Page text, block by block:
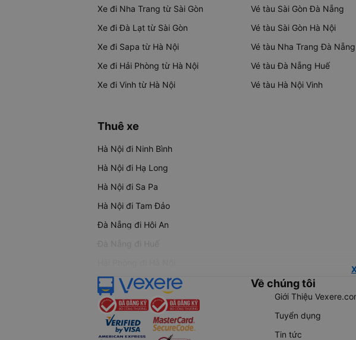
Xe đi Nha Trang từ Sài Gòn
Xe đi Đà Lạt từ Sài Gòn
Xe đi Sapa từ Hà Nội
Xe đi Hải Phòng từ Hà Nội
Xe đi Vinh từ Hà Nội
Vé tàu Sài Gòn Đà Nẵng
Vé tàu Sài Gòn Hà Nội
Vé tàu Nha Trang Đà Nẵng
Vé tàu Đà Nẵng Huế
Vé tàu Hà Nội Vinh
Thuê xe
Hà Nội đi Ninh Bình
Hà Nội đi Hạ Long
Hà Nội đi Sa Pa
Hà Nội đi Tam Đảo
Đà Nẵng đi Hội An
Đà Nẵng đi Huế
Về chúng tôi
Giới Thiệu
Tuyển dụng
Tin tức